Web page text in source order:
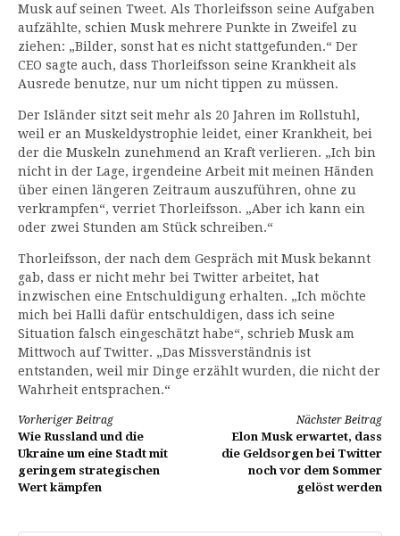
Musk auf seinen Tweet. Als Thorleifsson seine Aufgaben
aufzählte, schien Musk mehrere Punkte in Zweifel zu
ziehen: „Bilder, sonst hat es nicht stattgefunden.“ Der
CEO sagte auch, dass Thorleifsson seine Krankheit als
Ausrede benutze, nur um nicht tippen zu müssen.
Der Isländer sitzt seit mehr als 20 Jahren im Rollstuhl,
weil er an Muskeldystrophie leidet, einer Krankheit, bei
der die Muskeln zunehmend an Kraft verlieren. „Ich bin
nicht in der Lage, irgendeine Arbeit mit meinen Händen
über einen längeren Zeitraum auszuführen, ohne zu
verkrampfen“, verriet Thorleifsson. „Aber ich kann ein
oder zwei Stunden am Stück schreiben.“
Thorleifsson, der nach dem Gespräch mit Musk bekannt
gab, dass er nicht mehr bei Twitter arbeitet, hat
inzwischen eine Entschuldigung erhalten. „Ich möchte
mich bei Halli dafür entschuldigen, dass ich seine
Situation falsch eingeschätzt habe“, schrieb Musk am
Mittwoch auf Twitter. „Das Missverständnis ist
entstanden, weil mir Dinge erzählt wurden, die nicht der
Wahrheit entsprachen.“
Weiterlesen
Vorheriger Beitrag
Wie Russland und die
Ukraine um eine Stadt mit
geringem strategischen
Wert kämpfen
Nächster Beitrag
Elon Musk erwartet, dass
die Geldsorgen bei Twitter
noch vor dem Sommer
gelöst werden